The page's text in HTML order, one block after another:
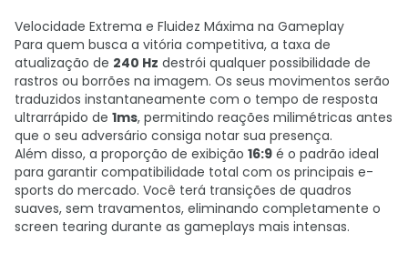
Velocidade Extrema e Fluidez Máxima na Gameplay
Para quem busca a vitória competitiva, a taxa de
atualização de 240 Hz destrói qualquer possibilidade de
rastros ou borrões na imagem. Os seus movimentos serão
traduzidos instantaneamente com o tempo de resposta
ultrarrápido de 1ms, permitindo reações milimétricas antes
que o seu adversário consiga notar sua presença.
Além disso, a proporção de exibição 16:9 é o padrão ideal
para garantir compatibilidade total com os principais e-
sports do mercado. Você terá transições de quadros
suaves, sem travamentos, eliminando completamente o
screen tearing durante as gameplays mais intensas.